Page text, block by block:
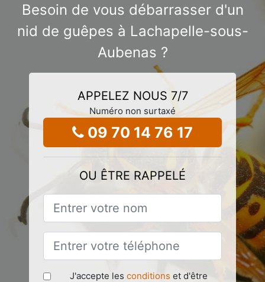
Besoin de vous débarrasser d'un
nid de guêpes à Lachapelle-sous-
Aubenas ?
APPELEZ NOUS 7/7
Numéro non surtaxé
09 70 14 76 17
OU ÊTRE RAPPELÉ
J'accepte les conditions et d'être